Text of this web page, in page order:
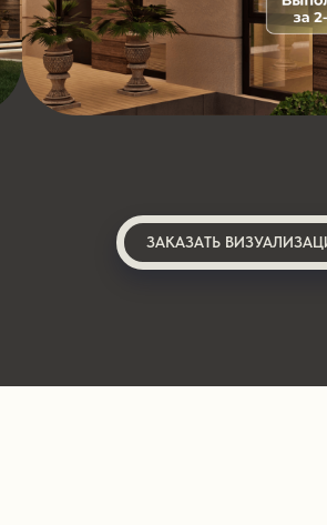
ЗАКАЗАТЬ